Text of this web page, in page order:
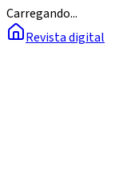
Carregando...
Revista digital